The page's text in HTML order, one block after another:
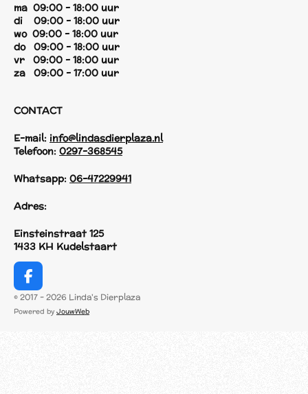
ma 09:00 - 18:00 uur
di 09:00 - 18:00 uur
wo 09:00 - 18:00 uur
do 09:00 - 18:00 uur
vr 09:00 - 18:00 uur
za 09:00 - 17:00 uur
CONTACT
E-mail: info@lindasdierplaza.nl
Telefoon: 0297-368545
Whatsapp: 06-47229941
Adres:
Einsteinstraat 125
1433 KH Kudelstaart
F
a
c
© 2017 - 2026 Linda's Dierplaza
Powered by JouwWeb